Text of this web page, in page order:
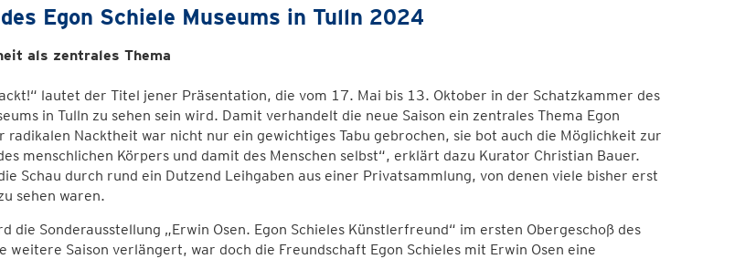
Egon Schiele Museums in Tulln 2024
als zentrales Thema
lautet der Titel jener Präsentation, die vom 17. Mai bis 13. Oktober in der Schatzkammer des
in Tulln zu sehen sein wird. Damit verhandelt die neue Saison ein zentrales Thema Egon
radikalen Nacktheit war nicht nur ein gewichtiges Tabu gebrochen, sie bot auch die Möglichkeit zur
menschlichen Körpers und damit des Menschen selbst“, erklärt dazu Kurator Christian Bauer.
Schau durch rund ein Dutzend Leihgaben aus einer Privatsammlung, von denen viele bisher erst
sehen waren.
die Sonderausstellung „Erwin Osen. Egon Schieles Künstlerfreund“ im ersten Obergeschoß des
weitere Saison verlängert, war doch die Freundschaft Egon Schieles mit Erwin Osen eine